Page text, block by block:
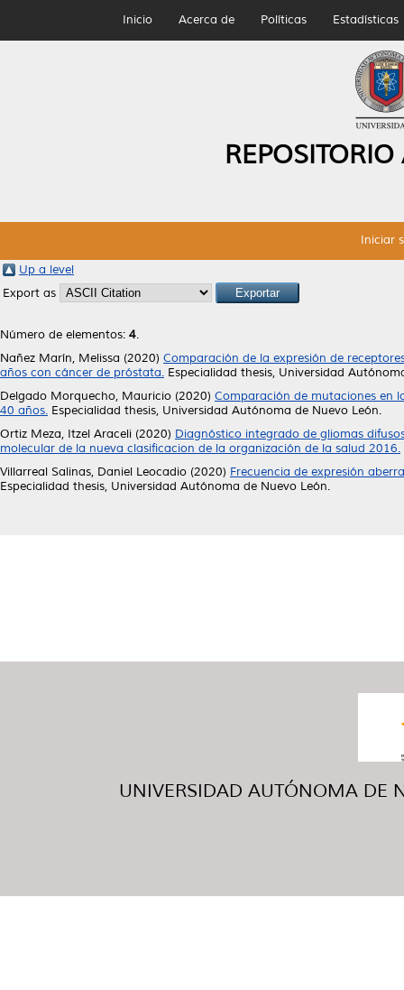
Inicio Acerca de Políticas Estadísticas
Iniciar
Up a level
Export as
Número de elementos: 4.
Nañez Marín, Melissa (2020) Comparación de la expresión de
años con cáncer de próstata. Especialidad thesis, Universidad
Delgado Morquecho, Mauricio (2020) Comparación de mutaciones en
40 años. Especialidad thesis, Universidad Autónoma de Nuevo León.
Ortiz Meza, Itzel Araceli (2020) Diagnóstico integrado de gliomas
molecular de la nueva clasificacion de la organización de la salud 2016.
Villarreal Salinas, Daniel Leocadio (2020) Frecuencia de expresión
Especialidad thesis, Universidad Autónoma de Nuevo León.
UNIVERSIDAD AUTÓNOMA DE